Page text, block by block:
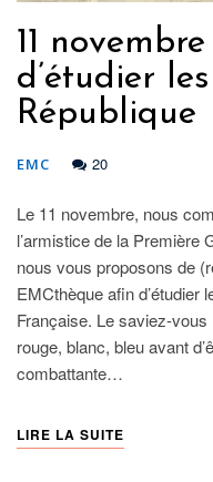
11
d’étudier
République
EMC 20
Le 11 novembre, nous
l’armistice de la
nous vous proposons de
EMCthèque afin d’étudier
Française. Le saviez-vous
rouge, blanc, bleu avant
combattante…
LIRE LA SUITE